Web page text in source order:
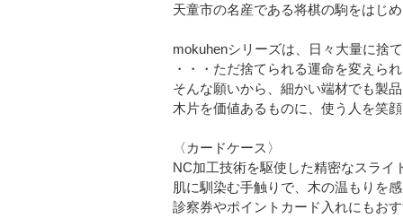
天童市の名産である将棋の駒をはじ
mokuhenシリーズは、日々大量に捨
・・・ただ捨てられる運命を変えら
そんな願いから、細かい端材でも製
木片を価値あるものに、使う人を笑
〈カードケース〉
NC加工技術を駆使した精密なスライ
肌に馴染む手触りで、木の温もりを
診察券やポイントカード入れにもお